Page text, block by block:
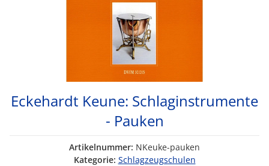
Eckehardt Keune: Schlaginstrumente
- Pauken
Artikelnummer: NKeuke-pauken
Kategorie: Schlagzeugschulen